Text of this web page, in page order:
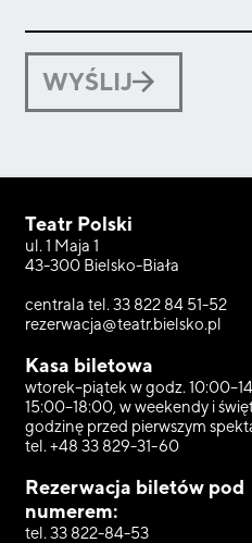
WYŚLIJ
Teatr Polski
ul. 1 Maja 1
43-300 Bielsko-Biała
centrala tel. 33 822 84 51-52
rezerwacja@teatr.bielsko.pl
Kasa biletowa
wtorek–piątek w godz.
15:00–18:00, w weekendy i
godzinę przed pierwszym
tel. +48 33 829-31-60
Rezerwacja biletów pod
numerem:
tel. 33 822-84-53